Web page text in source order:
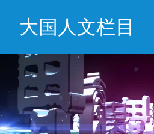
大国人文栏目